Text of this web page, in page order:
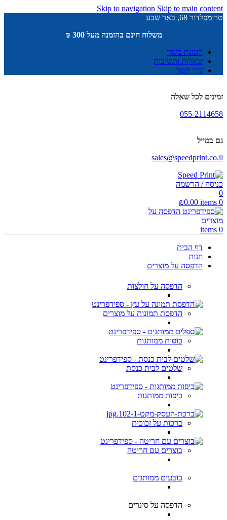
Skip to navigation Skip to main content
טרומפלדור 68, באר שבע
משלוח חינם בהזמנה מעל 300 ₪
הזמנת ביגוד
שאלות ותשובות
צרו קשר
זמינים לכל שאלה
055-2114658
גם במייל
sales@speedprint.co.il
כניסה / הרשמה
0
0
items
₪0.00
0
items
דף הבית
חנות
הדפסה על מוצרים
הדפסה על חולצות
הדפסת תמונות על מוצרים
כוסות ממותגות
שלטים לבית כנסת
כיפות ממותגות
ברכות על זכוכית
בוצרים עם חריטה
כובעים ממותגים
הדפסה על סינרים